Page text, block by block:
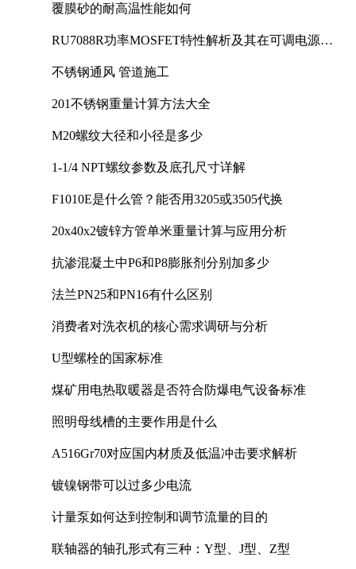
覆膜砂的耐高温性能如何
RU7088R功率MOSFET特性解析及其在可调电源设
不锈钢通风 管道施工
201不锈钢重量计算方法大全
M20螺纹大径和小径是多少
1-1/4 NPT螺纹参数及底孔尺寸详解
F1010E是什么管？能否用3205或3505代换
20x40x2镀锌方管单米重量计算与应用分析
抗渗混凝土中P6和P8膨胀剂分别加多少
法兰PN25和PN16有什么区别
消费者对洗衣机的核心需求调研与分析
U型螺栓的国家标准
煤矿用电热取暖器是否符合防爆电气设备标准
照明母线槽的主要作用是什么
A516Gr70对应国内材质及低温冲击要求解析
镀镍钢带可以过多少电流
计量泵如何达到控制和调节流量的目的
联轴器的轴孔形式有三种：Y型、J型、Z型